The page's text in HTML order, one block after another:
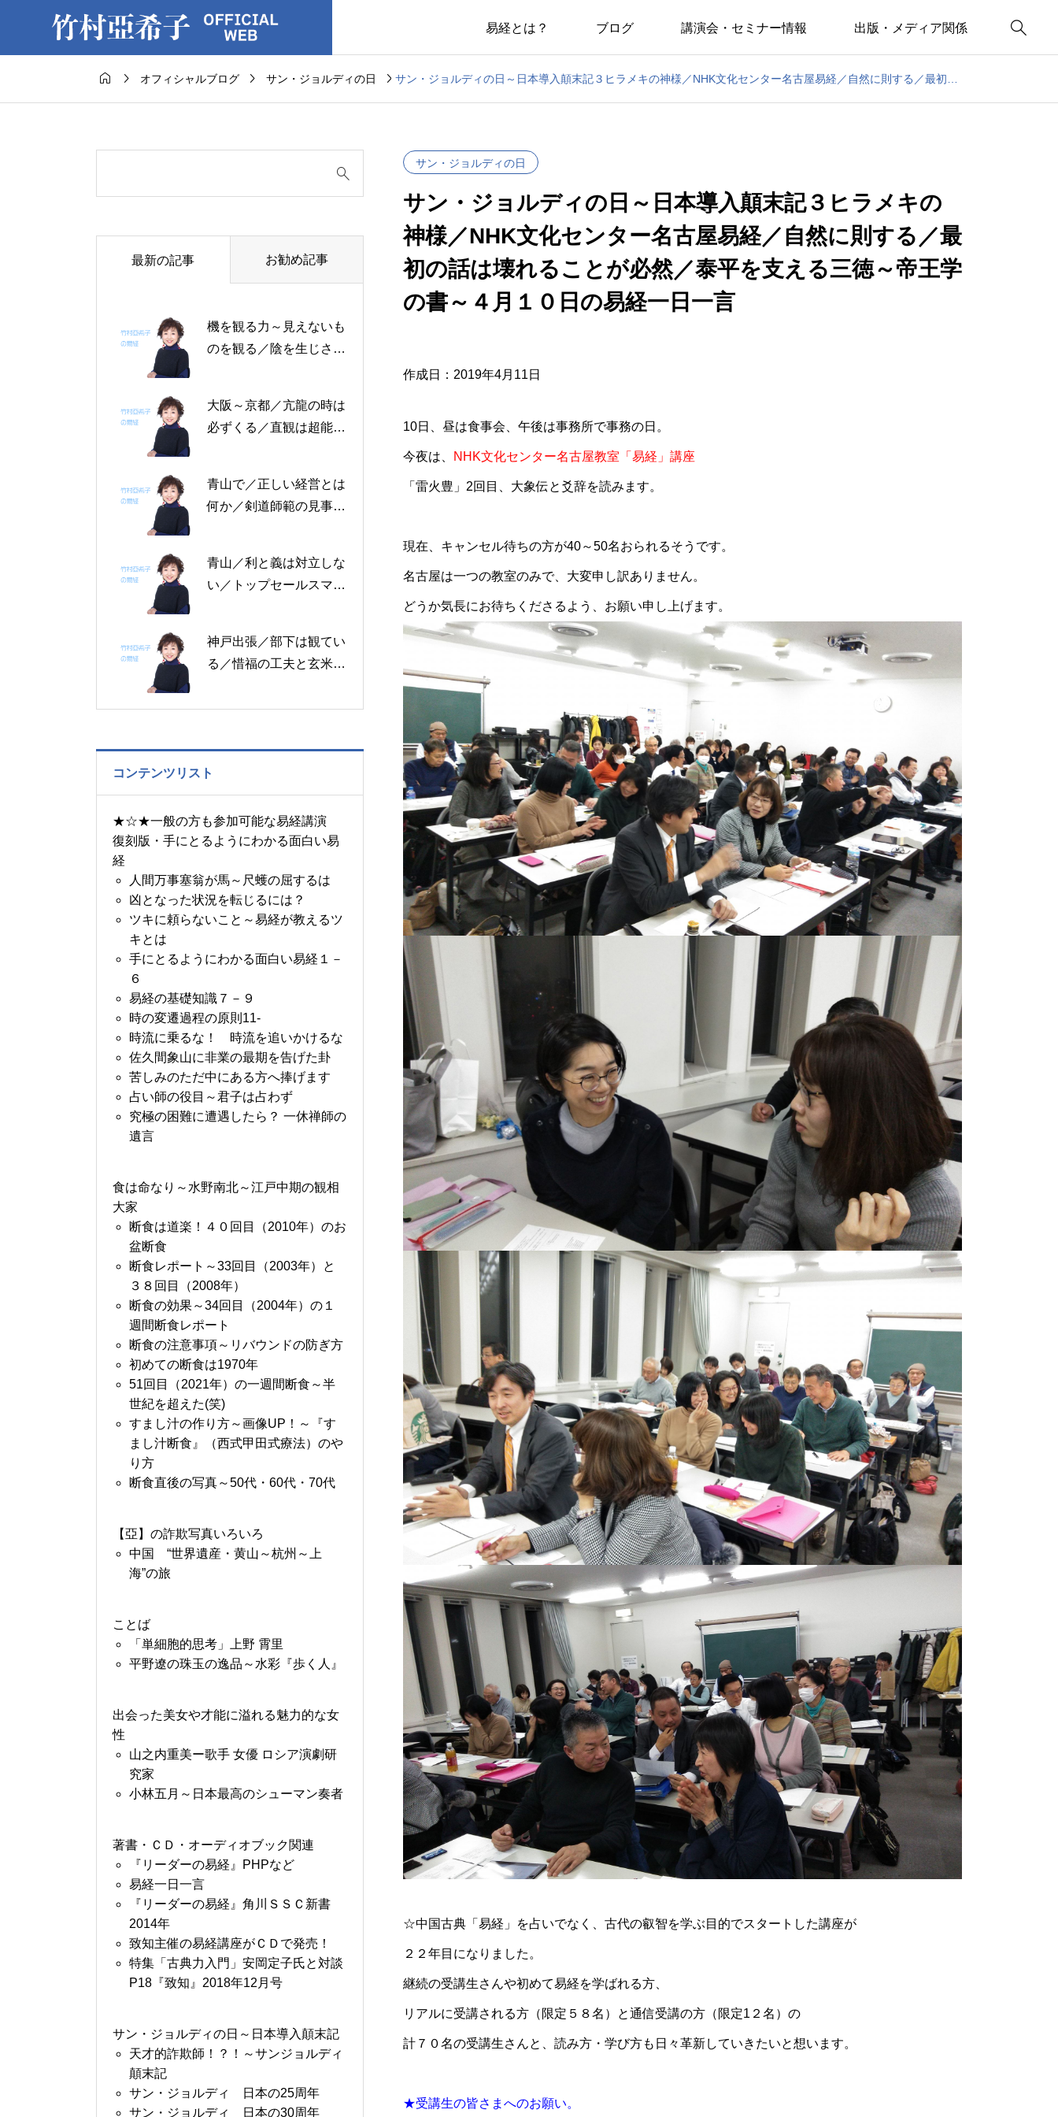
易経とは？ ブログ 講演会・セミナー情報 出版・メディア関係 
  オフィシャルブログ  サン・ジョルディの日 
サン・ジョルディの日
サン・ジョルディの日～日本導入顛末記３ヒラメキの
神様／NHK文化センター名古屋易経／自然に則する／最
初の話は壊れることが必然／泰平を支える三徳～帝王学
の書～４月１０日の易経一日一言
作成日：2019年4月11日
10日、昼は食事会、午後は事務所で事務の日。
今夜は、 NHK文化センター名古屋教室「易経」講座
「雷火豊」2回目、大象伝と爻辞を読みます。
現在、キャンセル待ちの方が40～50名おられるそうです。
名古屋は一つの教室のみで、大変申し訳ありません。
どうか気長にお待ちくださるよう、お願い申し上げます。
☆中国古典「易経」を占いでなく、古代の叡智を学ぶ目的でスタートした講座が
２２年目になりました。
継続の受講生さんや初めて易経を学ばれる方、
リアルに受講される方（限定５８名）と通信受講の方（限定1２名）の
計７０名の受講生さんと、読み方・学び方も日々革新していきたいと想います。
★受講生の皆さまへのお願い。​
最新の記事 お勧め記事
機を観る力～見えないも
のを観る／陰を生じさせ
月4日～2月8日の5日分
の易経一日一言
大阪～京都／亢龍の時は
必ずくる／直観は超能力
月3日の5日分の易経一日
一言
青山で／正しい経営とは
何か／剣道師範の見事な
日の5日分の易経一日一
言
青山／利と義は対立しな
い／トップセールスマン
の書～1月19日～24日の
6日分の易経一日一言
神戸出張／部下は観てい
る／惜福の工夫と玄米食
の書～1月14日～18日の
コンテンツリスト
★☆★一般の方も参加可能な易経講演
復刻版・手にとるようにわかる面白い易
経
人間万事塞翁が馬～尺蠖の屈するは
凶となった状況を転じるには？
ツキに頼らないこと～易経が教えるツ
キとは
手にとるようにわかる面白い易経１－
６
易経の基礎知識７－９
時の変遷過程の原則11-
時流に乗るな！ 時流を追いかけるな
佐久間象山に非業の最期を告げた卦
苦しみのただ中にある方へ捧げます
占い師の役目～君子は占わず
究極の困難に遭遇したら？ 一休禅師の
遺言
食は命なり～水野南北～江戸中期の観相
大家
断食は道楽！４０回目（2010年）のお
盆断食
断食レポート～33回目（2003年）と
３８回目（2008年）
断食の効果～34回目（2004年）の１
週間断食レポート
断食の注意事項～リバウンドの防ぎ方
初めての断食は1970年
51回目（2021年）の一週間断食～半
世紀を超えた(笑)
すまし汁の作り方～画像UP！～『す
まし汁断食』（西式甲田式療法）のや
り方
断食直後の写真～50代・60代・70代
【亞】の詐欺写真いろいろ
中国 “世界遺産・黄山～杭州～上
海”の旅
ことば
「単細胞的思考」上野 霄里
平野遼の珠玉の逸品～水彩『歩く人』
出会った美女や才能に溢れる魅力的な女
性
山之内重美ー歌手 女優 ロシア演劇研
究家
小林五月～日本最高のシューマン奏者
著書・ＣＤ・オーディオブック関連
『リーダーの易経』PHPなど
易経一日一言
『リーダーの易経』角川ＳＳＣ新書
2014年
致知主催の易経講座がＣＤで発売！
特集「古典力入門」安岡定子氏と対談
P18『致知』2018年12月号
サン・ジョルディの日～日本導入顛末記
天才的詐欺師！？！～サンジョルディ
顛末記
サン・ジョルディ 日本の25周年
サン・ジョルディ 日本の30周年